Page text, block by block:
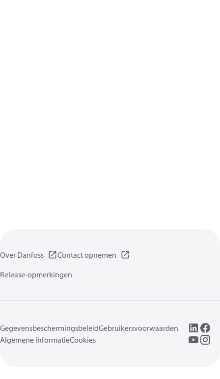
Over Danfoss
Contact opnemen
Release-opmerkingen
GegevensbeschermingsbeleidGebruikersvoorwaarden
Algemene informatieCookies